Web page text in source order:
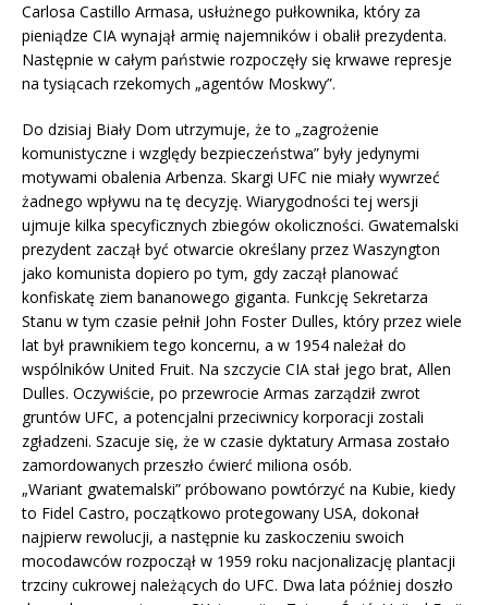
Carlosa Castillo Armasa, usłużnego pułkownika, który za
pieniądze CIA wynajął armię najemników i obalił prezydenta.
Następnie w całym państwie rozpoczęły się krwawe represje
na tysiącach rzekomych „agentów Moskwy”.
Do dzisiaj Biały Dom utrzymuje, że to „zagrożenie
komunistyczne i względy bezpieczeństwa” były jedynymi
motywami obalenia Arbenza. Skargi UFC nie miały wywrzeć
żadnego wpływu na tę decyzję. Wiarygodności tej wersji
ujmuje kilka specyficznych zbiegów okoliczności. Gwatemalski
prezydent zaczął być otwarcie określany przez Waszyngton
jako komunista dopiero po tym, gdy zaczął planować
konfiskatę ziem bananowego giganta. Funkcję Sekretarza
Stanu w tym czasie pełnił John Foster Dulles, który przez wiele
lat był prawnikiem tego koncernu, a w 1954 należał do
wspólników United Fruit. Na szczycie CIA stał jego brat, Allen
Dulles. Oczywiście, po przewrocie Armas zarządził zwrot
gruntów UFC, a potencjalni przeciwnicy korporacji zostali
zgładzeni. Szacuje się, że w czasie dyktatury Armasa zostało
zamordowanych przeszło ćwierć miliona osób.
„Wariant gwatemalski” próbowano powtórzyć na Kubie, kiedy
to Fidel Castro, początkowo protegowany USA, dokonał
najpierw rewolucji, a następnie ku zaskoczeniu swoich
mocodawców rozpoczął w 1959 roku nacjonalizację plantacji
trzciny cukrowej należących do UFC. Dwa lata później doszło